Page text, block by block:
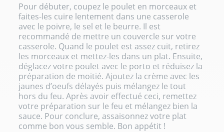
Pour débuter, coupez le poulet en morceaux et
faites-les cuire lentement dans une casserole
avec le poivre, le sel et le beurre. Il est
recommandé de mettre un couvercle sur votre
casserole. Quand le poulet est assez cuit, retirez
les morceaux et mettez-les dans un plat. Ensuite,
déglacez votre poulet avec le porto et réduisez la
préparation de moitié. Ajoutez la crème avec les
jaunes d’oeufs délayés puis mélangez le tout
hors du feu. Après avoir effectué ceci, remettez
votre préparation sur le feu et mélangez bien la
sauce. Pour conclure, assaisonnez votre plat
comme bon vous semble. Bon appétit !